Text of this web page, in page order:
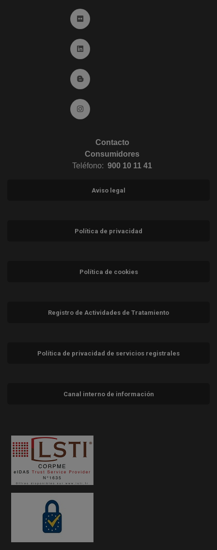
Ir a Flickr (abre en ventana nueva)
Ir a Linkedin (abre en ventana nueva)
Ir al Blog (abre en ventana nueva)
Ir a Instagram (abre en ventana nueva)
Contacto
Consumidores
Teléfono: 900 10 11 41
Aviso legal
Política de privacidad
Política de cookies
Registro de Actividades de Tratamiento
Política de privacidad de servicios registrales
Canal interno de información